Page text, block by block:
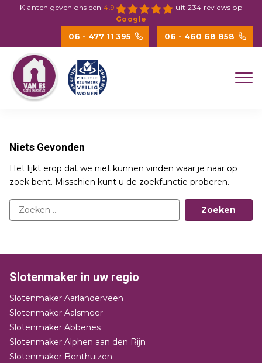
SpringKlanten geven ons een 4.9 uit 234 reviews op
Google
06 - 477 11 395 06 - 460 68 858
Niets Gevonden
Het lijkt erop dat we niet kunnen vinden waar je naar op
zoek bent. Misschien kunt u de zoekfunctie proberen.
Zoeken
naar:
Slotenmaker in uw regio
Slotenmaker Aarlanderveen
Slotenmaker Aalsmeer
Slotenmaker Abbenes
Slotenmaker Alphen aan den Rijn
Slotenmaker Benthuizen